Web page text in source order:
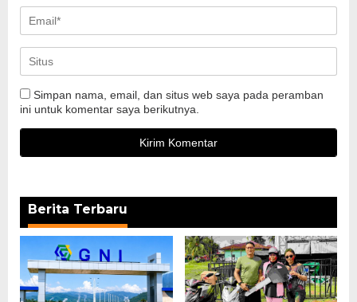
Simpan nama, email, dan situs web saya pada peramban
ini untuk komentar saya berikutnya.
Berita Terbaru